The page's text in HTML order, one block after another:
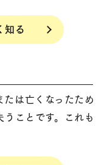
知る
は亡くなったため
ことです。これも